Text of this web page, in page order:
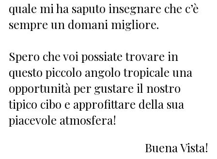
quale mi ha saputo insegnare che c’è
sempre un domani migliore.
Spero che voi possiate trovare in
questo piccolo angolo tropicale una
opportunità per gustare il nostro
tipico cibo e approfittare della sua
piacevole atmosfera!
Buena Vista!